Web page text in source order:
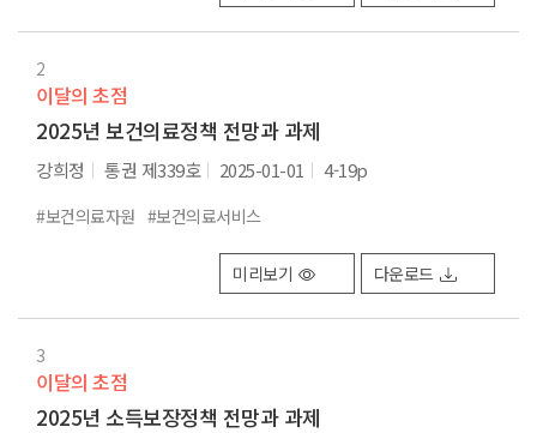
2
이달의 초점
2025년 보건의료정책 전망과 과제
강희정 통권 제339호 2025-01-01 4-19p
#보건의료자원 #보건의료서비스
미리보기 다운로드
3
이달의 초점
2025년 소득보장정책 전망과 과제